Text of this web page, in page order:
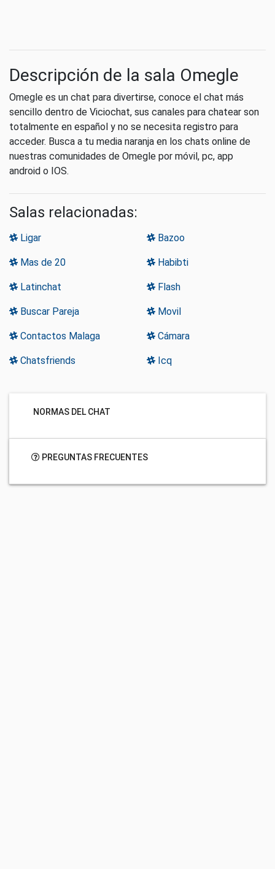
Descripción de la sala Omegle
Omegle es un chat para divertirse, conoce el chat más
sencillo dentro de Viciochat, sus canales para chatear son
totalmente en español y no se necesita registro para
acceder. Busca a tu media naranja en los chats online de
nuestras comunidades de Omegle por móvil, pc, app
android o IOS.
Salas relacionadas:
Ligar Bazoo
Mas de 20 Habibti
Latinchat Flash
Buscar Pareja Movil
Contactos Malaga Cámara
Chatsfriends Icq
NORMAS DEL CHAT
PREGUNTAS FRECUENTES